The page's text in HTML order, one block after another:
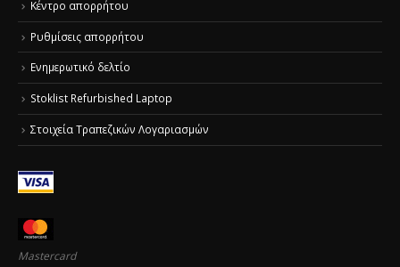
Κέντρο απορρήτου
Ρυθμίσεις απορρήτου
Ενημερωτικό δελτίο
Stoklist Refurbished Laptop
Στοιχεία Τραπεζικών Λογαριασμών
Mastercard